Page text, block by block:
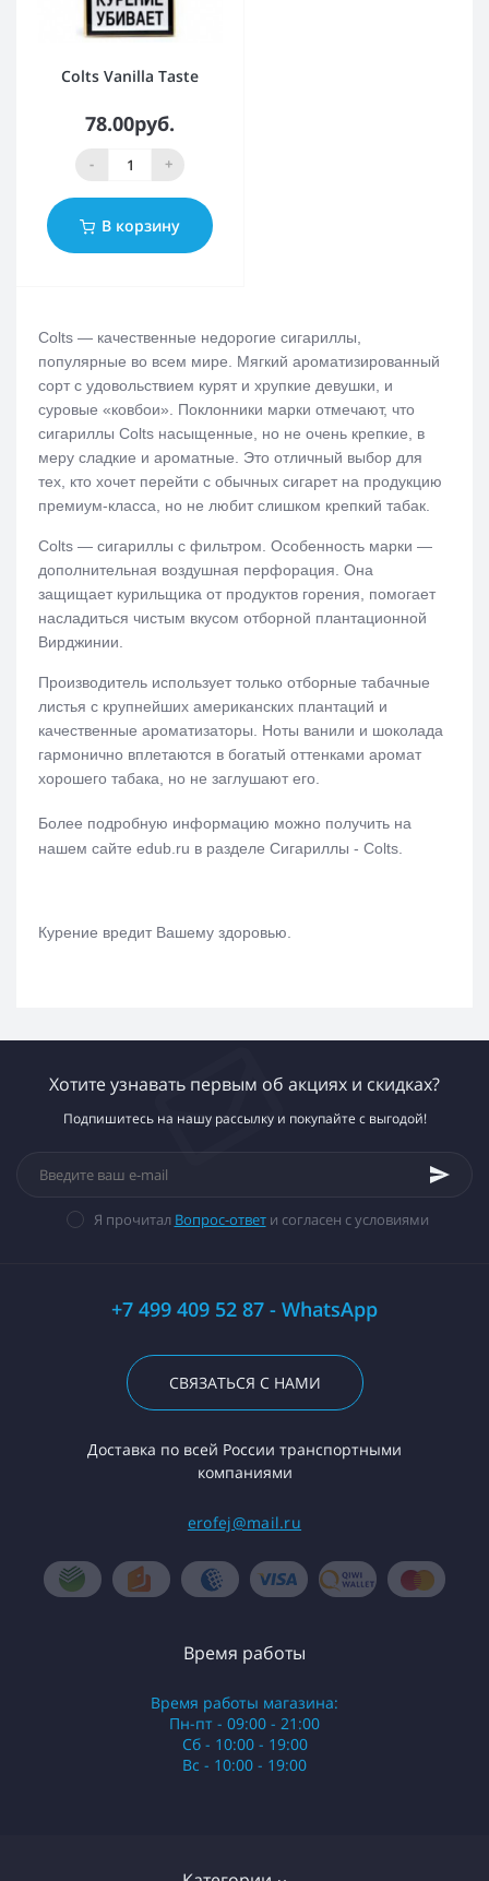
Colts Vanilla Taste
78.00руб.
- +
В корзину
Colts — качественные недорогие сигариллы,
популярные во всем мире. Мягкий ароматизированный
сорт с удовольствием курят и хрупкие девушки, и
суровые «ковбои». Поклонники марки отмечают, что
сигариллы Colts насыщенные, но не очень крепкие, в
меру сладкие и ароматные. Это отличный выбор для
тех, кто хочет перейти с обычных сигарет на продукцию
премиум-класса, но не любит слишком крепкий табак.
Colts — сигариллы с фильтром. Особенность марки —
дополнительная воздушная перфорация. Она
защищает курильщика от продуктов горения, помогает
насладиться чистым вкусом отборной плантационной
Вирджинии.
Производитель использует только отборные табачные
листья с крупнейших американских плантаций и
качественные ароматизаторы. Ноты ванили и шоколада
гармонично вплетаются в богатый оттенками аромат
хорошего табака, но не заглушают его.
Более подробную информацию можно получить на
нашем сайте edub.ru в разделе Сигариллы - Colts.
Курение вредит Вашему здоровью.
Хотите узнавать первым об акциях и скидках?
Подпишитесь на нашу рассылку и покупайте с выгодой!
Я прочитал Вопрос-ответи согласен с условиями
+7 499 409 52 87 - WhatsApp
СВЯЗАТЬСЯ С НАМИ
Доставка по всей России транспортными
компаниями
erofej@mail.ru
Время работы
Время работы магазина:
Пн-пт - 09:00 - 21:00
Сб - 10:00 - 19:00
Вс - 10:00 - 19:00